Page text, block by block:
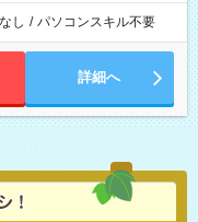
し / パソコンスキル不要
詳細へ